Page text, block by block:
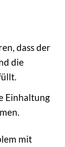
dass der
die
Einhaltung
mit